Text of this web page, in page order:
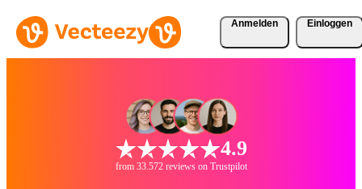
Anmelden Einloggen
4.9
from 33.572 reviews on Trustpilot